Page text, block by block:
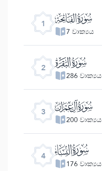
1 ﮍ
7 වාක්‍යය
2 ﮎ
286 වාක්‍යය
3 ﮏ
200 වාක්‍යය
4 ﮐ
176 වාක්‍යය